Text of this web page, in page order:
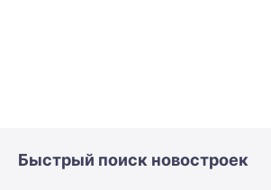
Быстрый поиск новостроек